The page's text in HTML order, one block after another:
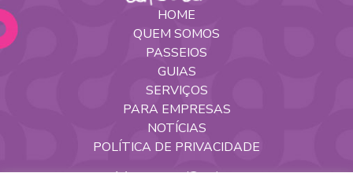
HOME
QUEM SOMOS
PASSEIOS
GUIAS
SERVIÇOS
PARA EMPRESAS
NOTÍCIAS
POLÍTICA DE PRIVACIDADE